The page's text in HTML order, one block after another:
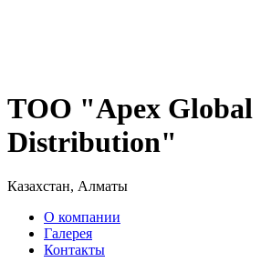
ТОО "Apex Global
Distribution"
Казахстан, Алматы
О компании
Галерея
Контакты